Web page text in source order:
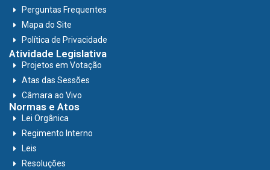
Perguntas Frequentes
Mapa do Site
Política de Privacidade
Atividade Legislativa
Projetos em Votação
Atas das Sessões
Câmara ao Vivo
Normas e Atos
Lei Orgânica
Regimento Interno
Leis
Resoluções